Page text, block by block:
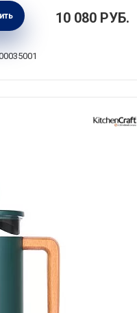
меденного
стекло, Kitchen
10 080 РУБ.